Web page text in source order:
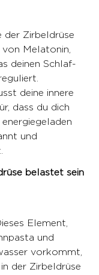
der Zirbeldrüse
Melatonin,
deinen Schlaf-
deine innere
dass du dich
und
belastet sein
Element,
und
vorkommt,
der Zirbeldrüse